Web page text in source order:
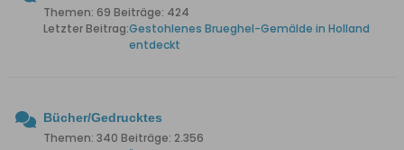
Themen: 69 Beiträge: 424
Letzter Beitrag:Gestohlenes Brueghel-Gemälde in Holland
entdeckt
Bücher/Gedrucktes
Themen: 340 Beiträge: 2.356